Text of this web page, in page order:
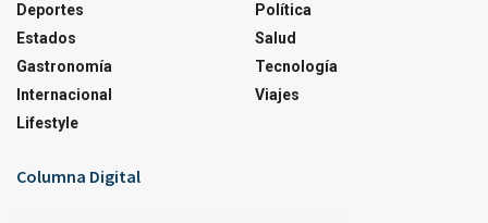
Deportes
Estados
Gastronomía
Internacional
Lifestyle
Política
Salud
Tecnología
Viajes
Columna Digital